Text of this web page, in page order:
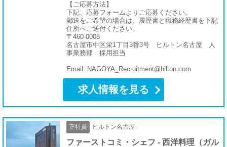
【ご応募方法】
下記、応募フォームよりご応募ください。
郵送をご希望の場合は、履歴書と職務経歴書を下記
住所へご送付ください。
〒460-0008
名古屋市中区栄1丁目3番3号 ヒルトン名古屋 人
事業務部 採用担当
Email: NAGOYA_Recruitment@hilton.com
求人情報を見る
正社員 ヒルトン名古屋
ファーストコミ・シェフ - 西洋料理（ガル